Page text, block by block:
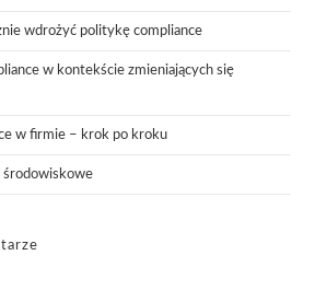
wdrożyć politykę compliance
w kontekście zmieniających się
w firmie – krok po kroku
środowiskowe